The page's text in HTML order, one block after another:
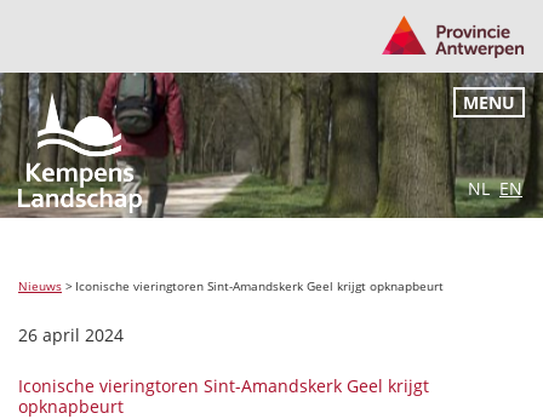
NL EN
MENU
Nieuws > Iconische vieringtoren Sint-Amandskerk Geel krijgt opknapbeurt
26 april 2024
Iconische vieringtoren Sint-Amandskerk Geel krijgt
opknapbeurt